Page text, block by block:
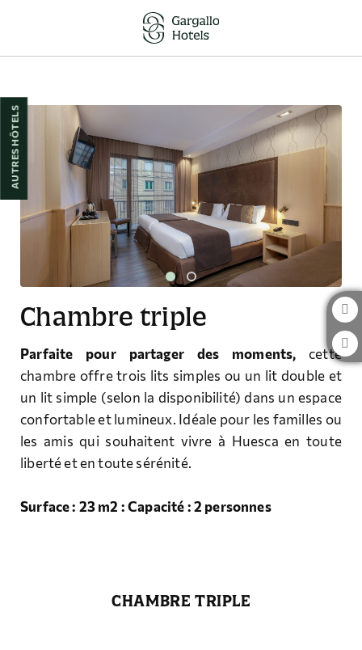
Chambre triple
Parfaite pour partager des moments, cette
chambre offre trois lits simples ou un lit double et
un lit simple (selon la disponibilité) dans un espace
confortable et lumineux. Idéale pour les familles ou
les amis qui souhaitent vivre à Huesca en toute
liberté et en toute sérénité.
Surface : 23 m2 : Capacité : 2 personnes
CHAMBRE TRIPLE
AUTRES HÔTELS